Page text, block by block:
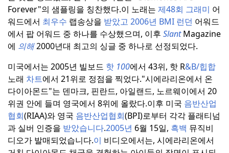
Forever"의 샘플링을 칭찬했다.이 노래는 제48회 그래미 어
워드에서 최우수 랩송상을 받았고 2006년 BMI 런던 어워드
에서 팝 어워드 중 하나를 수상했으며, 이후 SlantMagazine
에 의해2000년대 최고의 싱글 중 하나로 선정되었다.
미국에서는 2005년 빌보드 핫 100에서 43위, 핫 R&B/힙합
노래 차트에서 21위로 정점을 찍었다."시에라리온에서 온
다이아몬드"는 덴마크, 핀란드, 아일랜드, 노르웨이에서 20
위권 안에 들며 영국에서 8위에 올랐다.이후 미국 음반산업
협회(RIAA)와 영국 음반산업협회(BPI)로부터 각각 플래티넘
과 실버 인증을 받았습니다.2005년 6월 15일, 흑백 뮤직비
디오가 발매되었습니다.이 비디오에서는, 시에라리온에서